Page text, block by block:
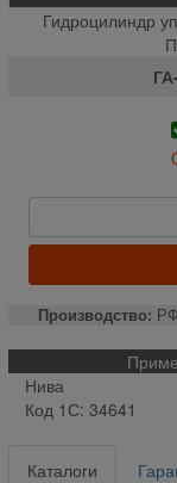
Гидроцилиндр
Производство: РФ
Нива
Код 1С: 34641
Каталоги